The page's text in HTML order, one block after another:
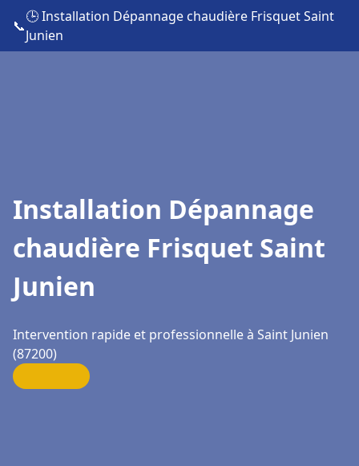
📞
🕒 Installation Dépannage chaudière Frisquet Saint
Junien
Installation Dépannage
chaudière Frisquet Saint
Junien
Intervention rapide et professionnelle à Saint Junien
(87200)